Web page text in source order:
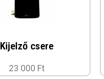
Kijelző csere
23 000 Ft